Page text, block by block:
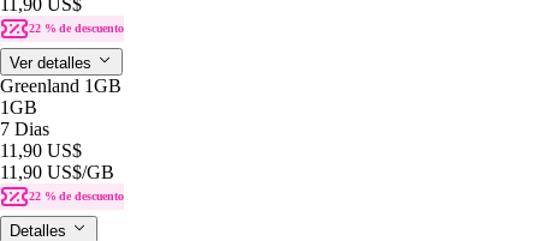
22 % de descuento
Ver detalles
Greenland 1GB
1GB
7 Dias
11,90 US$
11,90 US$/GB
22 % de descuento
Detalles